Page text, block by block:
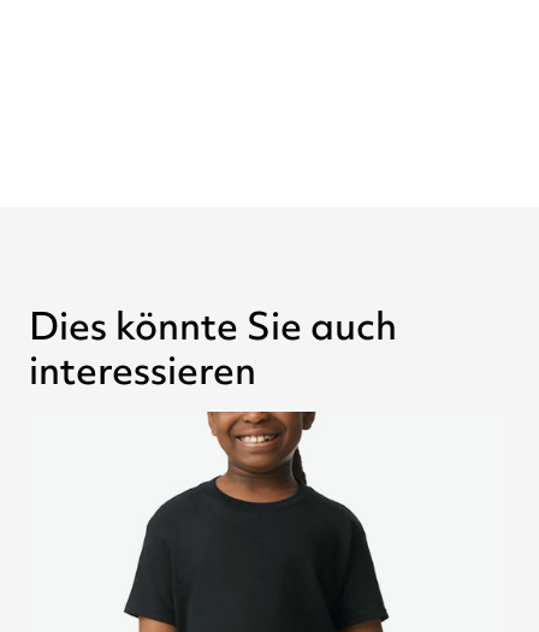
Dies könnte Sie auch
interessieren